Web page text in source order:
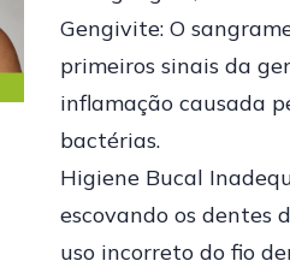
Gengivite: O
primeiros sinais da
inflamação causada
bactérias.
Higiene Bucal
escovando os dentes
uso incorreto do fio